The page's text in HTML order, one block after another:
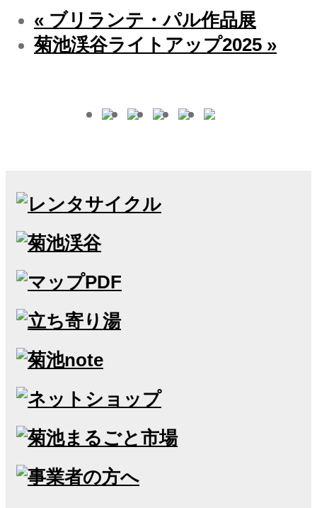
« ブリランテ・パル作品展
菊池渓谷ライトアップ2025 »